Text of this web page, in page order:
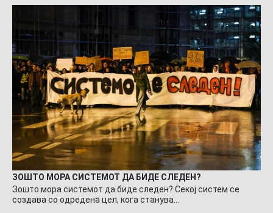
ЗОШТО МОРА СИСТЕМОТ ДА БИДЕ СЛЕДЕН?
Зошто мора системот да биде следен? Секој систем се
создава со одредена цел, кога станува…